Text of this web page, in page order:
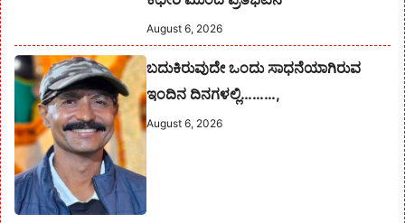
August 6, 2026
ಬದುಕಿರುವುದೇ ಒಂದು ಸಾಧನೆಯಾಗಿರುವ
ಇಂದಿನ ದಿನಗಳಲ್ಲಿ………,
August 6, 2026